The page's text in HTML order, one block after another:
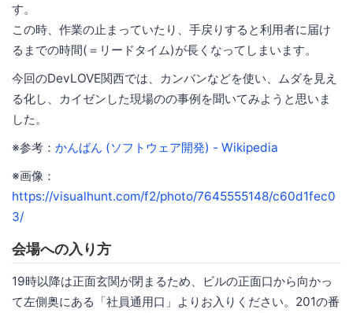
す。
この時、作業の止まっていたり、手戻りすると利用者に届け
るまでの時間(＝リードタイム)が長くなってしまいます。
今回のDevLOVE関西では、カンバンなどを使い、ムダを見え
る化し、カイゼンした現場のの事例を聞いてみようと思いま
した。
※参考： かんばん (ソフトウェア開発) - Wikipedia
※画像：
https://visualhunt.com/f2/photo/7645555148/c60d1fec0
3/
会場への入り方
19時以降は正面玄関が閉まるため、ビルの正面口から向かっ
て左側奥にある「社員通用口」よりお入りください。201の番